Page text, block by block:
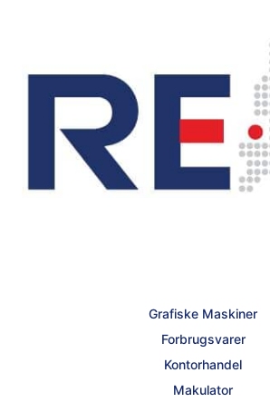
Grafiske Maskiner
Forbrugsvarer
Kontorhandel
Makulator